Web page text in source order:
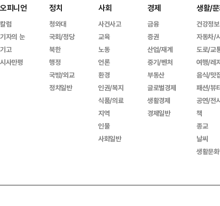
오피니언
칼럼
기자의 눈
기고
시사만평
정치
청와대
국회/정당
북한
행정
국방/외교
정치일반
사회
사건사고
교육
노동
언론
환경
인권/복지
식품/의료
지역
인물
사회일반
경제
금융
증권
산업/재계
중기/벤처
부동산
글로벌경제
생활경제
경제일반
생활/
건강정보
자동차/
도로/교
여행/레
음식/맛
패션/뷰
공연/전
책
종교
날씨
생활문